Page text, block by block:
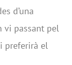
d’una
vi passant pel
preferirà el